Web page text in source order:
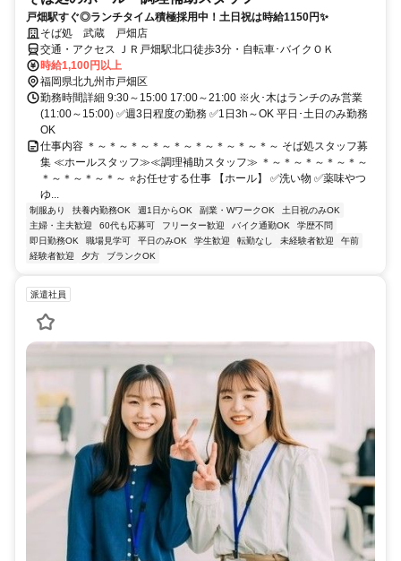
戸畑駅すぐ◎ランチタイム積極採用中！土日祝は時給1150円✨
そば処 武蔵 戸畑店
交通・アクセス ＪＲ戸畑駅北口徒歩3分・自転車･バイクＯＫ
時給1,100円以上
福岡県北九州市戸畑区
勤務時間詳細 9:30～15:00 17:00～21:00 ※火･木はランチのみ営業
(11:00～15:00) ✅週3日程度の勤務 ✅1日3h～OK 平日･土日のみ勤務
OK
仕事内容 ＊～＊～＊～＊～＊～＊～＊～＊～＊～ そば処スタッフ募
集 ≪ホールスタッフ≫≪調理補助スタッフ≫ ＊～＊～＊～＊～＊～
＊～＊～＊～＊～ ⭐お任せする仕事 【ホール】 ✅洗い物 ✅薬味やつ
ゆ...
制服あり 扶養内勤務OK 週1日からOK 副業・WワークOK
土日祝のみOK
主婦・主夫歓迎
60代も応募可 フリーター歓迎 バイク通勤OK
学歴不問
即日勤務OK
職場見学可 平日のみOK 学生歓迎 転勤なし 未経験者歓迎
午前
経験者歓迎
夕方 ブランクOK
派遣社員